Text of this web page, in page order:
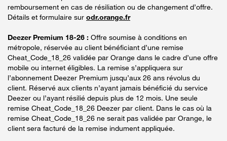
remboursement en cas de résiliation ou de changement d’offre.
Détails et formulaire sur odr.orange.fr
Deezer Premium 18-26 : Offre soumise à conditions en
métropole, réservée au client bénéficiant d’une remise
Cheat_Code_18_26 validée par Orange dans le cadre d’une offre
mobile ou internet éligibles. La remise s’appliquera sur
l’abonnement Deezer Premium jusqu’aux 26 ans révolus du
client. Réservé aux clients n’ayant jamais bénéficié du service
Deezer ou l’ayant résilié depuis plus de 12 mois. Une seule
remise Cheat_Code_18_26 Deezer par client. Dans le cas où la
remise Cheat_Code_18_26 ne serait pas validée par Orange, le
client sera facturé de la remise indument appliquée.